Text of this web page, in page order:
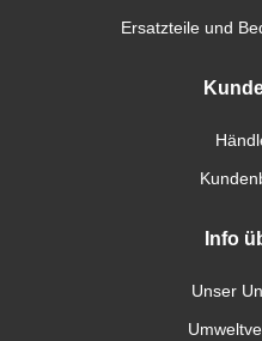
Ersatzteile und
Info
Unser